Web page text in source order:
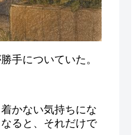
手についていた。
かない気持ちにな
ると、それだけで